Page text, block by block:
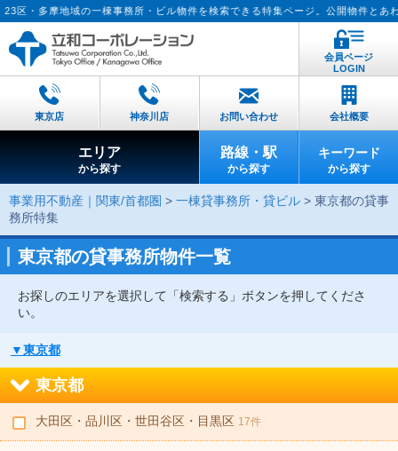
一棟事務所・ビル物件を検索できる特集ページ。公開物件とあわせて非公開
会員ページ
LOGIN
東京店 神奈川店 お問い合わせ 会社概要
エリア
から探す
路線・駅
から探す
キーワード
から探す
事業用不動産｜関東/首都圏 > 一棟貸事務所・貸ビル > 東京都の貸事
務所特集
東京都の貸事務所物件一覧
お探しのエリアを選択して「検索する」ボタンを押してくださ
い。
▼東京都
東京都
大田区・品川区・世田谷区・目黒区 17件